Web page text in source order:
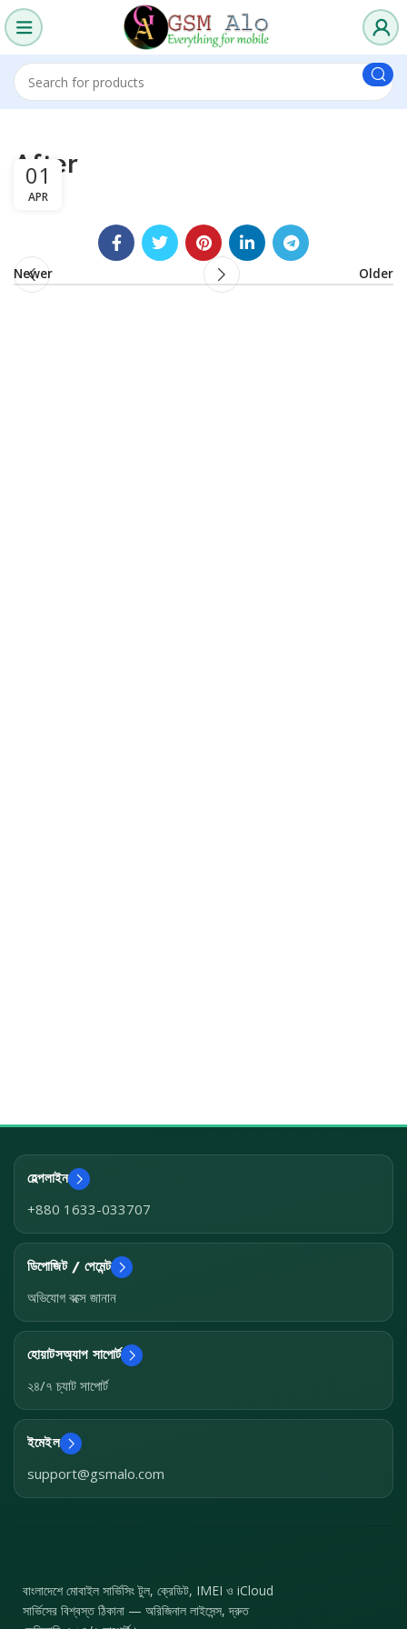
After
01
APR
Newer Older
হেল্পলাইন
+880 1633-033707
ডিপোজিট / পেমেন্ট
অভিযোগ বক্সে জানান
হোয়াটসঅ্যাপ সাপোর্ট
২৪/৭ চ্যাট সাপোর্ট
ইমেইল
support@gsmalo.com
বাংলাদেশে মোবাইল সার্ভিসিং টুল, ক্রেডিট, IMEI ও iCloud
সার্ভিসের বিশ্বস্ত ঠিকানা — অরিজিনাল লাইসেন্স, দ্রুত